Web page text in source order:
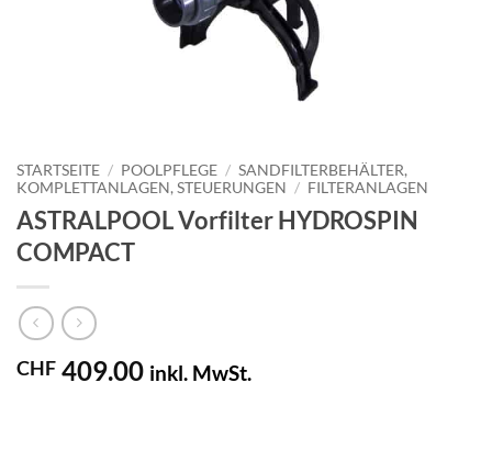
STARTSEITE / POOLPFLEGE / SANDFILTERBEHÄLTER,
KOMPLETTANLAGEN, STEUERUNGEN / FILTERANLAGEN
ASTRALPOOL Vorfilter HYDROSPIN
COMPACT
CHF 409.00 inkl. MwSt.